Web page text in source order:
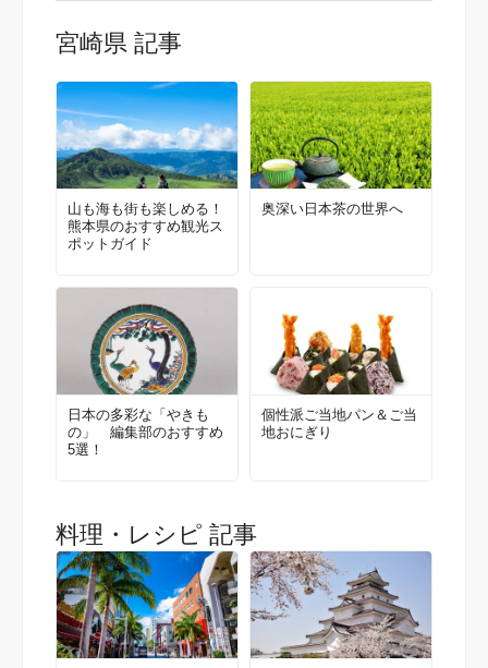
宮崎県 記事
山も海も街も楽しめる！
熊本県のおすすめ観光ス
ポットガイド
奥深い日本茶の世界へ
日本の多彩な「やきも
の」 編集部のおすすめ
5選！
個性派ご当地パン＆ご当
地おにぎり
料理・レシピ 記事